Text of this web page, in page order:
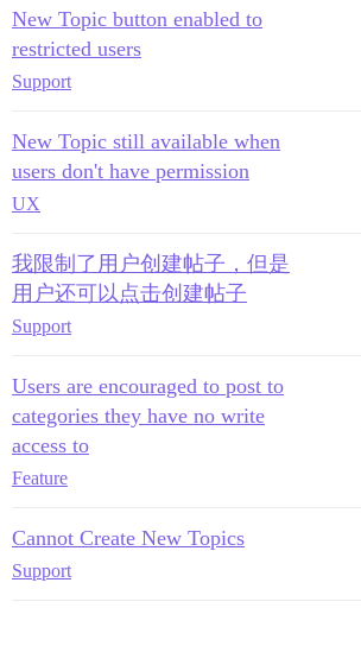
New Topic button enabled to
restricted users
Support
New Topic still available when
users don't have permission
UX
我限制了用户创建帖子，但是
用户还可以点击创建帖子
Support
Users are encouraged to post to
categories they have no write
access to
Feature
Cannot Create New Topics
Support